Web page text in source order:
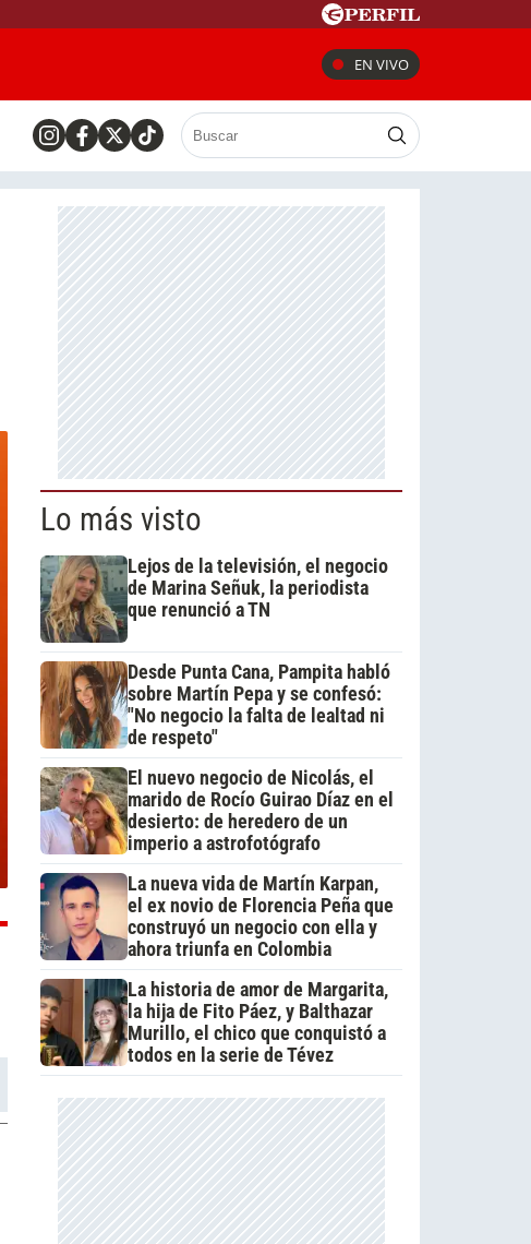
EN VIVO
Lo más visto
Lejos de la televisión, el negocio
de Marina Señuk, la periodista
que renunció a TN
Desde Punta Cana, Pampita habló
sobre Martín Pepa y se confesó:
"No negocio la falta de lealtad ni
de respeto"
El nuevo negocio de Nicolás, el
marido de Rocío Guirao Díaz en el
desierto: de heredero de un
imperio a astrofotógrafo
La nueva vida de Martín Karpan,
el ex novio de Florencia Peña que
construyó un negocio con ella y
ahora triunfa en Colombia
La historia de amor de Margarita,
la hija de Fito Páez, y Balthazar
Murillo, el chico que conquistó a
todos en la serie de Tévez